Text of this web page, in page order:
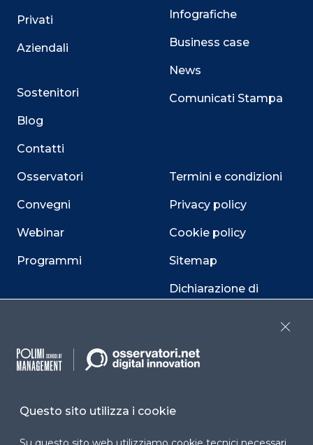
Privati
Aziendali
Sostenitori
Blog
Contatti
Osservatori
Convegni
Webinar
Programmi
Infografiche
Business case
News
Comunicati Stampa
Termini e condizioni
Privacy policy
Cookie policy
Sitemap
Dichiarazione di
Facebook LinkedIn
Questo sito utilizza i cookie